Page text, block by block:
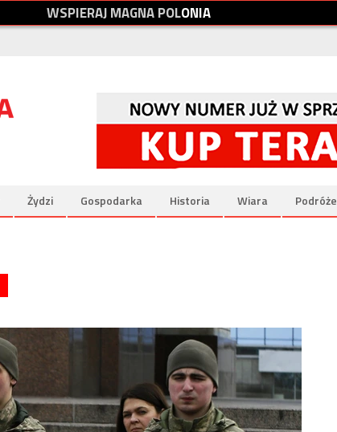
WSPIERAJMAGNAPOLONIA
Żydzi Gospodarka Historia Wiara Podróże